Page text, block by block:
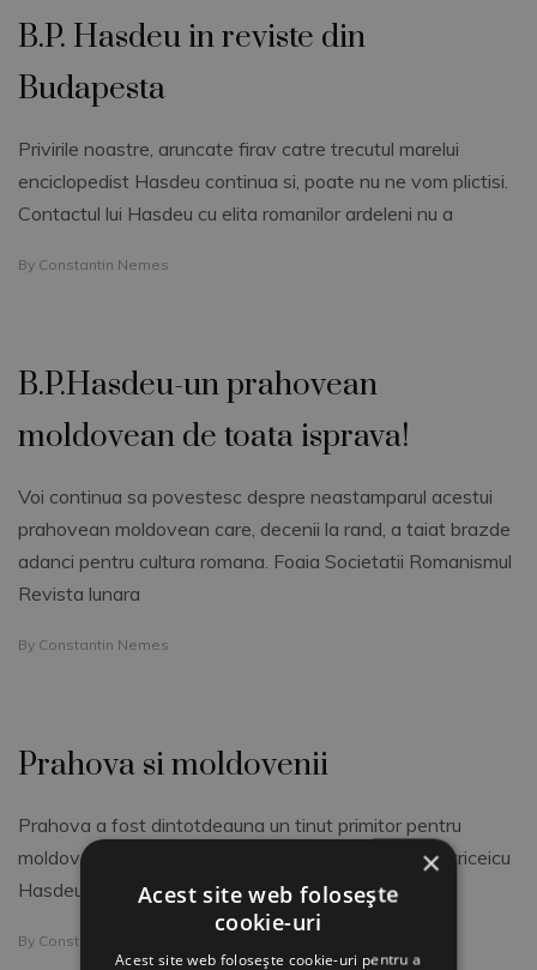
B.P. Hasdeu in reviste din
Budapesta
Privirile noastre, aruncate firav catre trecutul marelui
enciclopedist Hasdeu continua si, poate nu ne vom plictisi.
Contactul lui Hasdeu cu elita romanilor ardeleni nu a
By Constantin Nemes
B.P.Hasdeu-un prahovean
moldovean de toata isprava!
Voi continua sa povestesc despre neastamparul acestui
prahovean moldovean care, decenii la rand, a taiat brazde
adanci pentru cultura romana. Foaia Societatii Romanismul
Revista lunara
By Constantin Nemes
Prahova si moldovenii
Prahova a fost dintotdeauna un tinut primitor pentru
moldovenii de soi. Pot sa-i amintesc pe Bogdan Petriceicu
Hasdeu, Nicolae Iorga , Constantin Stere si, nu
By Constantin Nemes
×
Acest site web folosește
cookie-uri
Acest site web folosește cookie-uri pentru a